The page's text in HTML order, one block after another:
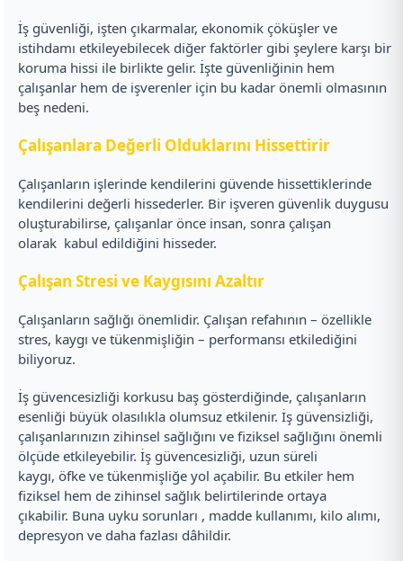
İş güvenliği, işten çıkarmalar, ekonomik çöküşler ve
istihdamı etkileyebilecek diğer faktörler gibi şeylere karşı bir
koruma hissi ile birlikte gelir. İşte güvenliğinin hem
çalışanlar hem de işverenler için bu kadar önemli olmasının
beş nedeni.
Çalışanlara Değerli Olduklarını Hissettirir
Çalışanların işlerinde kendilerini güvende hissettiklerinde
kendilerini değerli hissederler. Bir işveren güvenlik duygusu
oluşturabilirse, çalışanlar önce insan, sonra çalışan
olarak kabul edildiğini hisseder.
Çalışan Stresi ve Kaygısını Azaltır
Çalışanların sağlığı önemlidir. Çalışan refahının – özellikle
stres, kaygı ve tükenmişliğin – performansı etkilediğini
biliyoruz.
İş güvencesizliği korkusu baş gösterdiğinde, çalışanların
esenliği büyük olasılıkla olumsuz etkilenir. İş güvensizliği,
çalışanlarınızın zihinsel sağlığını ve fiziksel sağlığını önemli
ölçüde etkileyebilir. İş güvencesizliği, uzun süreli
kaygı, öfke ve tükenmişliğe yol açabilir. Bu etkiler hem
fiziksel hem de zihinsel sağlık belirtilerinde ortaya
çıkabilir. Buna uyku sorunları , madde kullanımı, kilo alımı,
depresyon ve daha fazlası dâhildir.